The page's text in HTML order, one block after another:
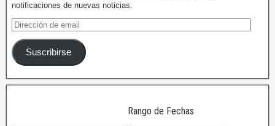
notificaciones de nuevas noticias.
Suscribirse
Rango de Fechas